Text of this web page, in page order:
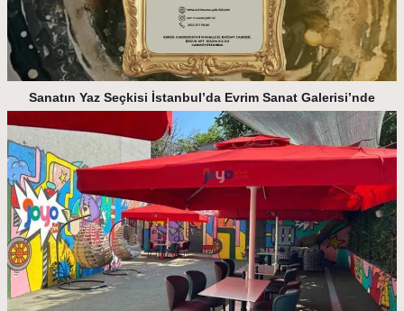
Sanatın Yaz Seçkisi İstanbul’da Evrim Sanat Galerisi’nde